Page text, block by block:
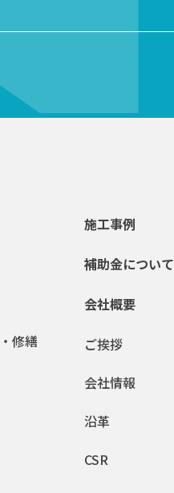
修繕
施工事例
補助金について
会社概要
ご挨拶
会社情報
沿革
CSR